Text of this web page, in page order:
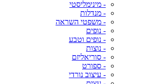
- מינימליסטי
- מנדלות
- משפטי השראה
- נופים
- נופים וטבע
- נוצות
- סוריאליזם
- ספורט
- עיצוב נורדי